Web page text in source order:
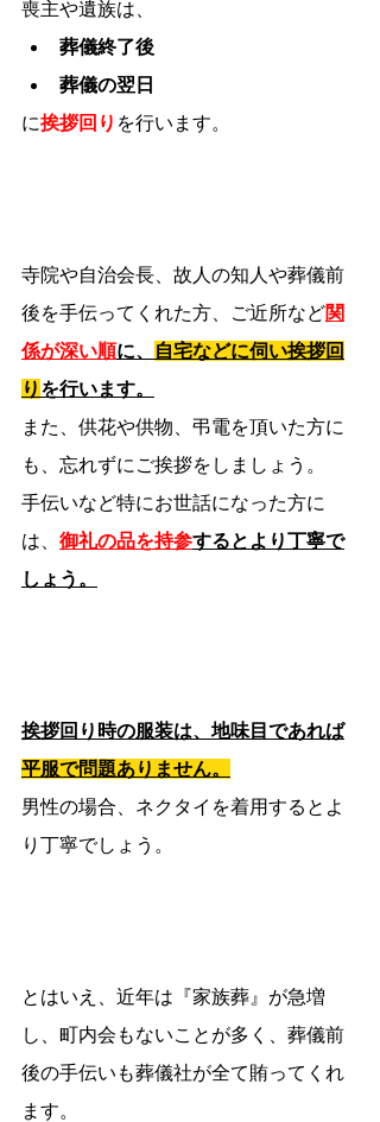
喪主や遺族は、
葬儀終了後
葬儀の翌日
に挨拶回り を行います。
寺院や自治会長、故人の知人や葬儀前
後を手伝ってくれた方、ご近所など関
係が深い順に、
自宅などに伺い挨拶回
り を行います。
また、供花や供物、弔電を頂いた方に
も、忘れずにご挨拶をしましょう。
手伝いなど特にお世話になった方に
は、 御礼の品を持参するとより丁寧で
しょう。
挨拶回り時の服装は、地味目であれば
平服で問題ありません。
男性の場合、ネクタイを着用するとよ
り丁寧でしょう。
とはいえ、近年は『家族葬』が急増
し、町内会もないことが多く、葬儀前
後の手伝いも葬儀社が全て賄ってくれ
ます。